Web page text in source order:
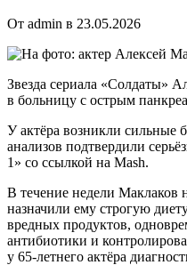
От admin в 23.05.2026
Звезда сериала «Солдаты»
в больницу с острым
У актёра возникли сильные
анализов подтвердили
1» со ссылкой на Mash.
В течение недели Маклаков
назначили ему строгую
вредных продуктов,
антибиотики и
у 65-летнего актёра